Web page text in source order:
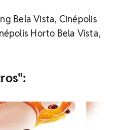
Bela Vista, Cinépolis
Horto Bela Vista,